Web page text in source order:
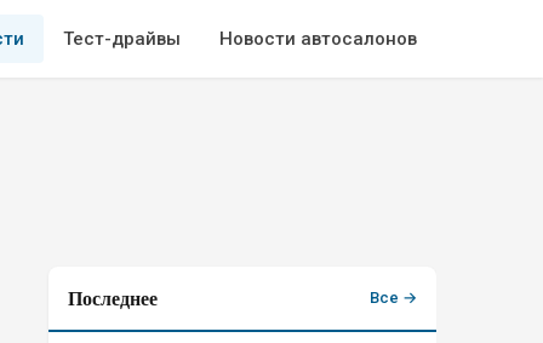
Тест-драйвы Новости автосалонов
Последнее Все →